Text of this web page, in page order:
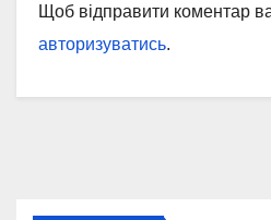
Щоб відправити коментар
авторизуватись.